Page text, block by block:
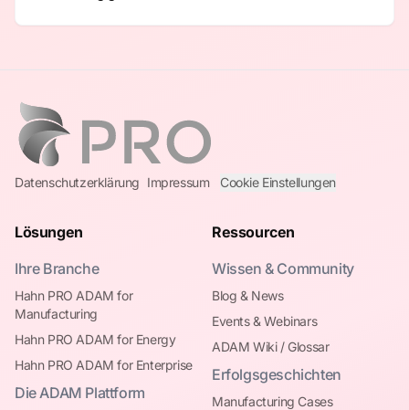
Datenschutzerklärung Impressum Cookie Einstellungen
Lösungen
Ihre Branche
Hahn PRO ADAM for
Manufacturing
Hahn PRO ADAM for Energy
Hahn PRO ADAM for Enterprise
Die ADAM Plattform
Ressourcen
Wissen & Community
Blog & News
Events & Webinars
ADAM Wiki / Glossar
Erfolgsgeschichten
Manufacturing Cases